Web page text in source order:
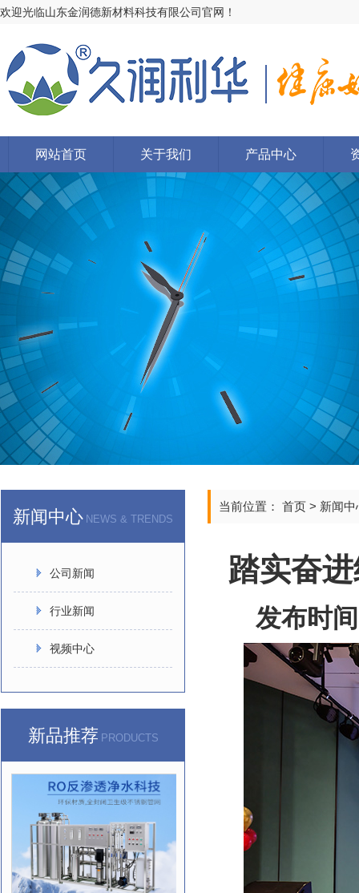
欢迎光临山东金润德新材料科技有限公司官网！
网站首页 关于我们 产品中心
新闻中心 NEWS & TRENDS
公司新闻
行业新闻
视频中心
新品推荐 PRODUCTS
当前位置： 首页 > 新闻中
踏实奋
发布时